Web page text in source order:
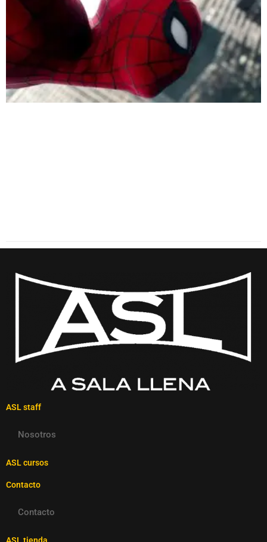
ASL staff
Nosotros
ASL cursos
Contacto
Contacto